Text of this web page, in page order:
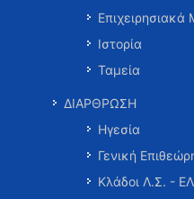
Επιχειρησιακά
Ιστορία
Ταμεία
ΔΙΑΡΘΡΩΣΗ
Ηγεσία
Γενική
Κλάδοι Λ.Σ. -